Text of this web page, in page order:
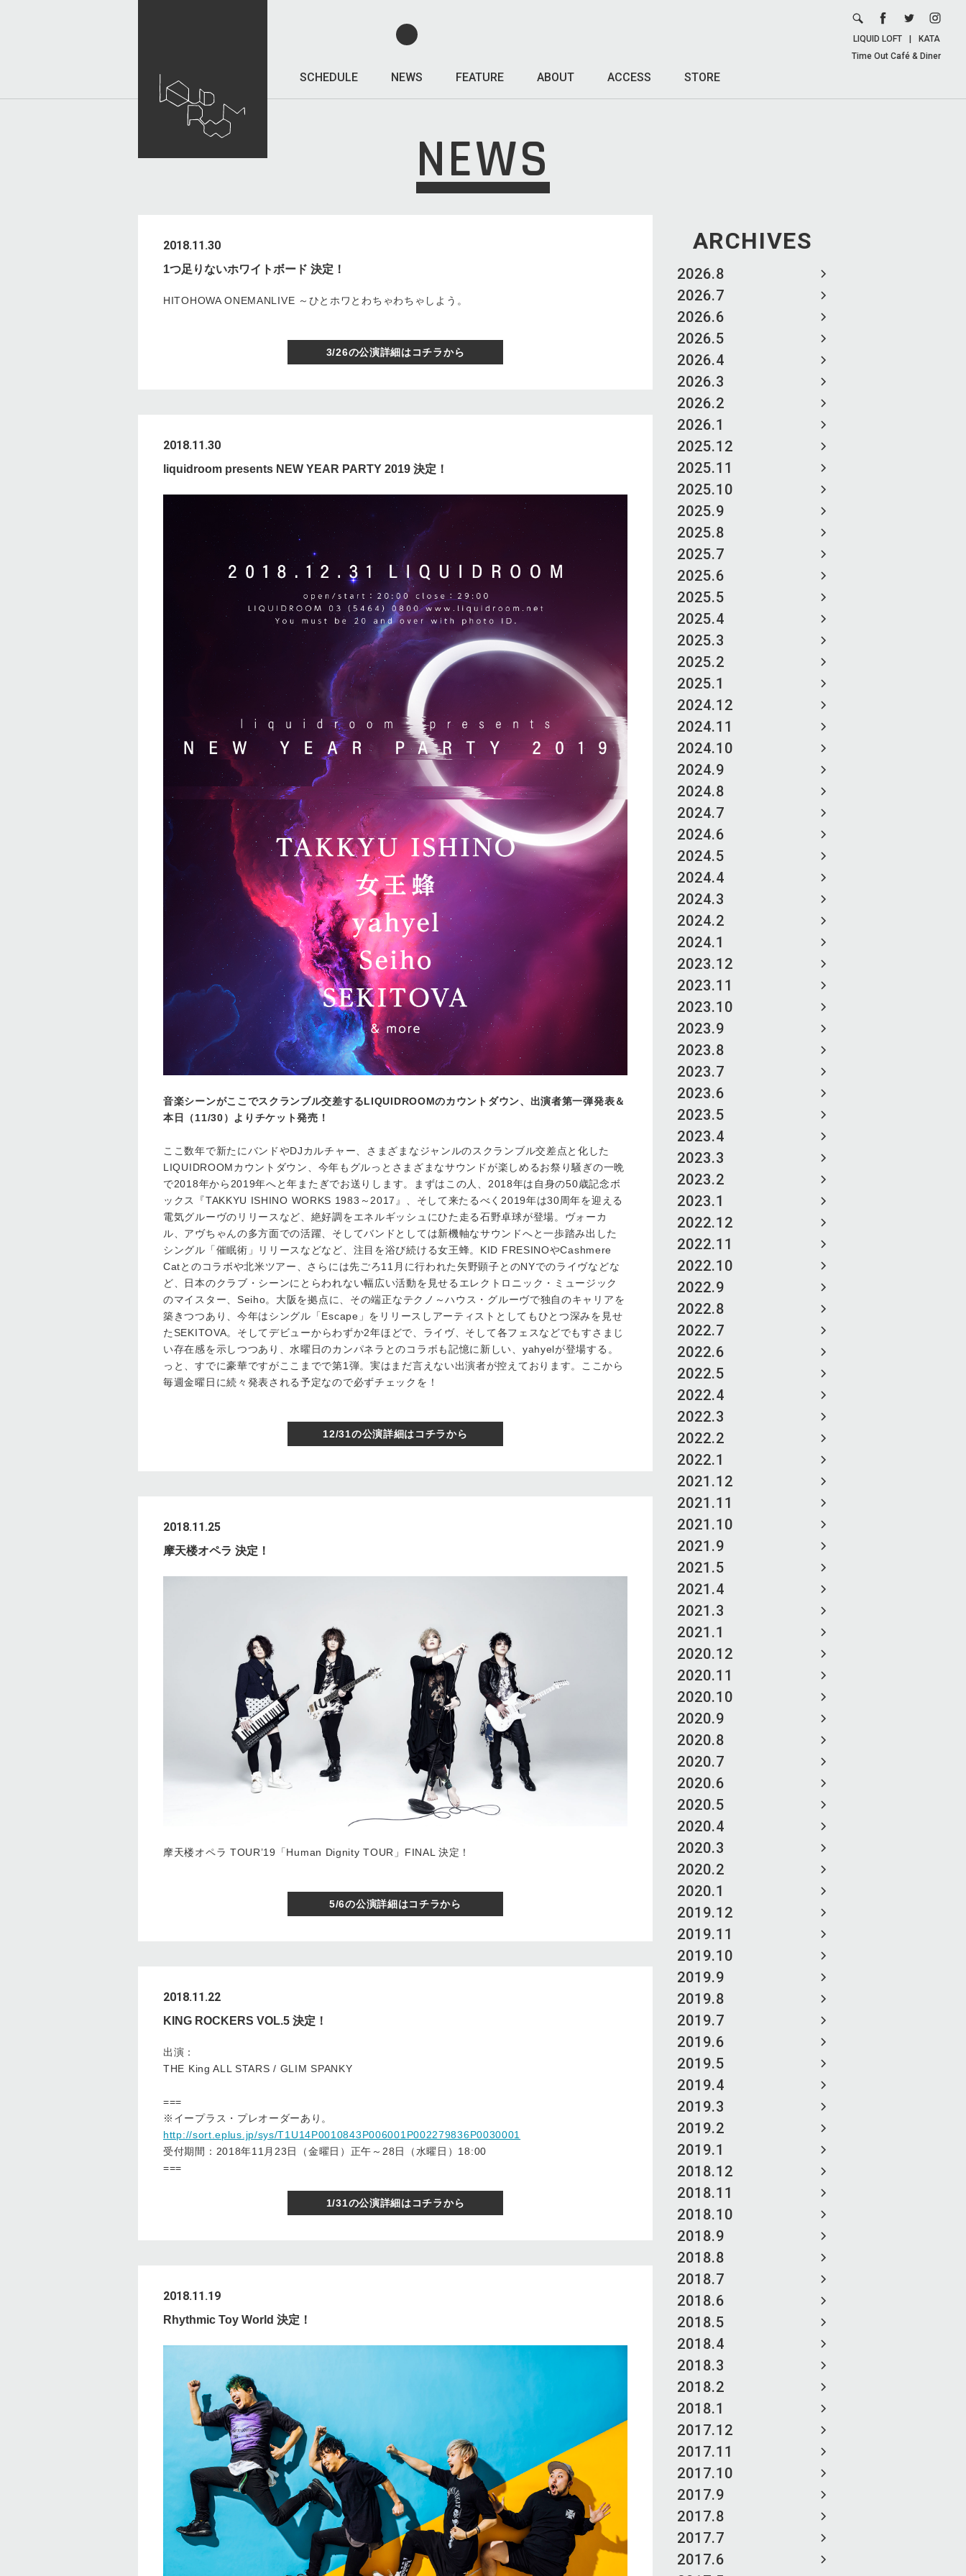
SCHEDULE NEWS FEATURE ABOUT ACCESS STORE
LIQUID LOFT
KATA
Time Out Café & Diner
NEWS
ARCHIVES
2026.8
2026.7
2026.6
2026.5
2026.4
2026.3
2026.2
2026.1
2025.12
2025.11
2025.10
2025.9
2025.8
2025.7
2025.6
2025.5
2025.4
2025.3
2025.2
2025.1
2024.12
2024.11
2024.10
2024.9
2024.8
2024.7
2024.6
2024.5
2024.4
2024.3
2024.2
2024.1
2023.12
2023.11
2023.10
2023.9
2023.8
2023.7
2023.6
2023.5
2023.4
2023.3
2023.2
2023.1
2022.12
2022.11
2022.10
2022.9
2022.8
2022.7
2022.6
2022.5
2022.4
2022.3
2022.2
2022.1
2021.12
2021.11
2021.10
2021.9
2021.5
2021.4
2021.3
2021.1
2020.12
2020.11
2020.10
2020.9
2020.8
2020.7
2020.6
2020.5
2020.4
2020.3
2020.2
2020.1
2019.12
2019.11
2019.10
2019.9
2019.8
2019.7
2019.6
2019.5
2019.4
2019.3
2019.2
2019.1
2018.12
2018.11
2018.10
2018.9
2018.8
2018.7
2018.6
2018.5
2018.4
2018.3
2018.2
2018.1
2017.12
2017.11
2017.10
2017.9
2017.8
2017.7
2017.6
2018.11.30
1つ足りないホワイトボード 決定！
HITOHOWA ONEMANLIVE‬ ～ひとホワとわちゃわちゃしよう。
3/26の公演詳細はコチラから
2018.11.30
liquidroom presents NEW YEAR PARTY 2019 決定！
音楽シーンがここでスクランブル交差するLIQUIDROOMのカウントダウン、出演者第一弾発表＆
本日（11/30）よりチケット発売！
ここ数年で新たにバンドやDJカルチャー、さまざまなジャンルのスクランブル交差点と化した
LIQUIDROOMカウントダウン、今年もグルっとさまざまなサウンドが楽しめるお祭り騒ぎの一晩
で2018年から2019年へと年またぎでお送りします。まずはこの人、2018年は自身の50歳記念ボ
ックス『TAKKYU ISHINO WORKS 1983～2017』、そして来たるべく2019年は30周年を迎える
電気グルーヴのリリースなど、絶好調をエネルギッシュにひた走る石野卓球が登場。ヴォーカ
ル、アヴちゃんの多方面での活躍、そしてバンドとしては新機軸なサウンドへと一歩踏み出した
シングル「催眠術」リリースなどなど、注目を浴び続ける女王蜂。KID FRESINOやCashmere
Catとのコラボや北米ツアー、さらには先ごろ11月に行われた矢野顕子とのNYでのライヴなどな
ど、日本のクラブ・シーンにとらわれない幅広い活動を見せるエレクトロニック・ミュージック
のマイスター、Seiho。大阪を拠点に、その端正なテクノ～ハウス・グルーヴで独自のキャリアを
築きつつあり、今年はシングル「Escape」をリリースしアーティストとしてもひとつ深みを見せ
たSEKITOVA。そしてデビューからわずか2年ほどで、ライヴ、そして各フェスなどでもすさまじ
い存在感を示しつつあり、水曜日のカンパネラとのコラボも記憶に新しい、yahyelが登場する。
っと、すでに豪華ですがここまでで第1弾。実はまだ言えない出演者が控えております。ここから
毎週金曜日に続々発表される予定なので必ずチェックを！
12/31の公演詳細はコチラから
2018.11.25
摩天楼オペラ 決定！
摩天楼オペラ TOUR’19「Human Dignity TOUR」FINAL 決定！
5/6の公演詳細はコチラから
2018.11.22
KING ROCKERS VOL.5 決定！
出演：
THE King ALL STARS / GLIM SPANKY
===
※イープラス・プレオーダーあり。
http://sort.eplus.jp/sys/T1U14P0010843P006001P002279836P0030001
受付期間：2018年11月23日（金曜日）正午～28日（水曜日）18:00
===
1/31の公演詳細はコチラから
2018.11.19
Rhythmic Toy World 決定！